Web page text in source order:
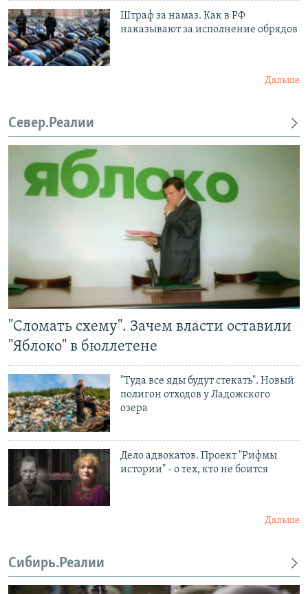
Штраф за намаз. Как в РФ
наказывают за исполнение обрядов
Дальше
Север.Реалии
"Сломать схему". Зачем власти оставили
"Яблоко" в бюллетене
"Туда все яды будут стекать". Новый
полигон отходов у Ладожского
озера
Дело адвокатов. Проект "Рифмы
истории" - о тех, кто не боится
Дальше
Сибирь.Реалии